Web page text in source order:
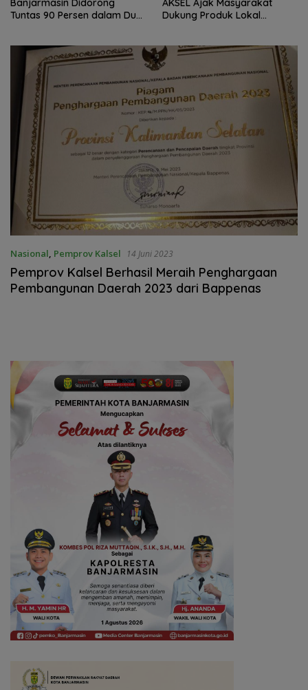
Banjarmasin Didorong
Tuntas 90 Persen dalam Dua
AKSEL Ajak Masyarakat
Dukung Produk Lokal
Nasional, Pemprov Kalsel 14 Juni 2023
Pemprov Kalsel Berhasil Meraih Penghargaan
Pembangunan Daerah 2023 dari Bappenas